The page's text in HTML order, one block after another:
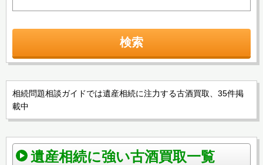
検索
相続問題相談ガイドでは遺産相続に注力する古酒買取、35件掲
載中
遺産相続に強い古酒買取一覧